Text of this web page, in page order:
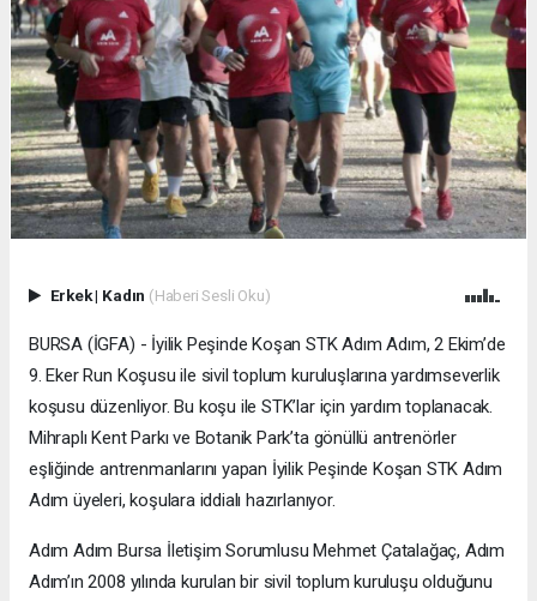
Erkek| Kadın (Haberi Sesli Oku)
BURSA (İGFA) - İyilik Peşinde Koşan STK Adım Adım, 2 Ekim’de
9. Eker Run Koşusu ile sivil toplum kuruluşlarına yardımseverlik
koşusu düzenliyor. Bu koşu ile STK’lar için yardım toplanacak.
Mihraplı Kent Parkı ve Botanik Park’ta gönüllü antrenörler
eşliğinde antrenmanlarını yapan İyilik Peşinde Koşan STK Adım
Adım üyeleri, koşulara iddialı hazırlanıyor.
Adım Adım Bursa İletişim Sorumlusu Mehmet Çatalağaç, Adım
Adım’ın 2008 yılında kurulan bir sivil toplum kuruluşu olduğunu